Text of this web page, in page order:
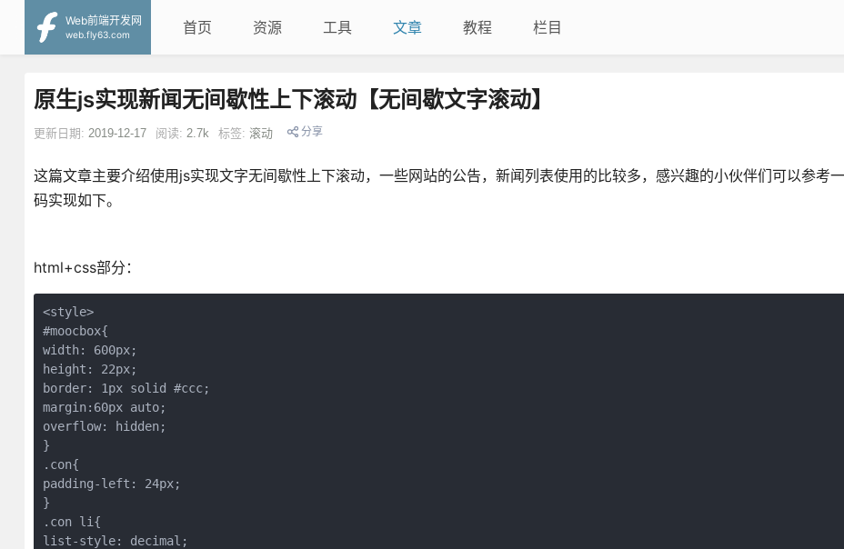
Web前端开发网
web.fly63.com
首页 资源 工具 文章 教程 栏目
原生js实现新闻无间歇性上下滚动【无间歇文字滚动】
更新日期: 2019-12-17 阅读: 2.7k 标签: 滚动 分享
这篇文章主要介绍使用js实现文字无间歇性上下滚动，一些网站的公告，新闻列表使用的比较多，感兴趣的小伙伴们可以参考
码实现如下。
html+css部分：
<style>
#moocbox{
width: 600px;
height: 22px;
border: 1px solid #ccc;
margin:60px auto;
overflow: hidden;
}
.con{
padding-left: 24px;
}
.con li{
list-style: decimal;